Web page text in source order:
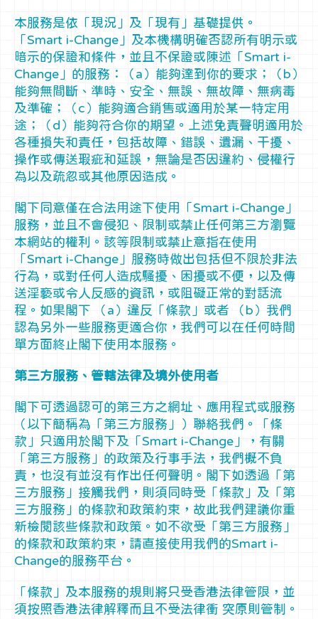
本服務是依「現況」及「現有」基礎提供。
「Smart i-Change」及本機構明確否認所有明示或
暗示的保證和條件，並且不保證或陳述「Smart i-
Change」的服務：（a）能夠達到你的要求；（b）
能夠無間斷、準時、安全、無誤、無故障、無病毒
及準確；（c）能夠適合銷售或適用於某一特定用
途；（d）能夠符合你的期望。上述免責聲明適用於
各種損失和責任，包括故障、錯誤、遺漏、干擾、
操作或傳送瑕疵和延誤，無論是否因違約、侵權行
為以及疏忽或其他原因造成。
閣下同意僅在合法用途下使用「Smart i-Change」
服務，並且不會侵犯、限制或禁止任何第三方瀏覽
本網站的權利。該等限制或禁止意指在使用
「Smart i-Change」服務時做出包括但不限於非法
行為，或對任何人造成騷擾、困擾或不便，以及傳
送淫褻或令人反感的資訊，或阻礙正常的對話流
程。如果閣下 （a）違反「條款」或者 （b）我們
認為另外一些服務更適合你，我們可以在任何時間
單方面終止閣下使用本服務。
第三方服務、管轄法律及境外使用者
閣下可透過認可的第三方之網址、應用程式或服務
（以下簡稱為「第三方服務」）聯絡我們。「條
款」只適用於閣下及「Smart i-Change」，有關
「第三方服務」的政策及行事手法，我們概不負
責，也沒有並沒有作出任何聲明。閣下如透過「第
三方服務」接觸我們，則須同時受「條款」及「第
三方服務」的條款和政策約束，故此我們建議你重
新檢閱該些條款和政策。如不欲受「第三方服務」
的條款和政策約束，請直接使用我們的Smart i-
Change的服務平台。
「條款」及本服務的規則將只受香港法律管限，並
須按照香港法律解釋而且不受法律衝 突原則管制。